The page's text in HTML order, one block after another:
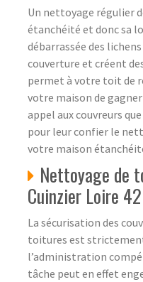
Un nettoyage régulier
étanchéité et donc sa
débarrassée des
couverture et créent
permet à votre toit de
votre maison de
appel aux couvreurs
pour leur confier le
votre maison
Nettoyage de
Cuinzier Loire 42
La sécurisation des
toitures est
l’administration
tâche peut en effet